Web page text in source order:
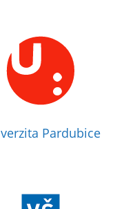
Pardubice